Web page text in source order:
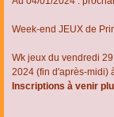
Week-end JEUX de
Wk jeux du vendredi
2024 (fin d'après-midi)
Inscriptions à venir